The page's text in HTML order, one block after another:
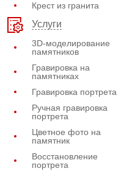
Крест из гранита
Услуги
3D-моделирование
памятников
Гравировка на
памятниках
Гравировка портрета
Ручная гравировка
портрета
Цветное фото на
памятник
Восстановление
портрета